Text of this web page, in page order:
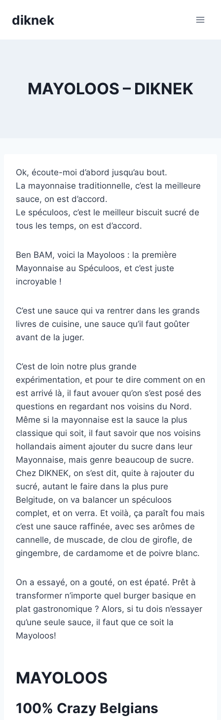
diknek
MAYOLOOS – DIKNEK
Ok, écoute-moi d’abord jusqu’au bout.
La mayonnaise traditionnelle, c’est la meilleure
sauce, on est d’accord.
Le spéculoos, c’est le meilleur biscuit sucré de
tous les temps, on est d’accord.
Ben BAM, voici la Mayoloos : la première
Mayonnaise au Spéculoos, et c’est juste
incroyable !
C’est une sauce qui va rentrer dans les grands
livres de cuisine, une sauce qu’il faut goûter
avant de la juger.
C’est de loin notre plus grande
expérimentation, et pour te dire comment on en
est arrivé là, il faut avouer qu’on s’est posé des
questions en regardant nos voisins du Nord.
Même si la mayonnaise est la sauce la plus
classique qui soit, il faut savoir que nos voisins
hollandais aiment ajouter du sucre dans leur
Mayonnaise, mais genre beaucoup de sucre.
Chez DIKNEK, on s’est dit, quite à rajouter du
sucré, autant le faire dans la plus pure
Belgitude, on va balancer un spéculoos
complet, et on verra. Et voilà, ça paraît fou mais
c’est une sauce raffinée, avec ses arômes de
cannelle, de muscade, de clou de girofle, de
gingembre, de cardamome et de poivre blanc.
On a essayé, on a gouté, on est épaté. Prêt à
transformer n’importe quel burger basique en
plat gastronomique ? Alors, si tu dois n’essayer
qu’une seule sauce, il faut que ce soit la
Mayoloos!
MAYOLOOS
100% Crazy Belgians